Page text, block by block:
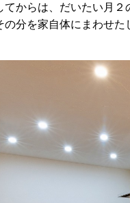
てからは、だいたい月
の分を家自体にまわせ